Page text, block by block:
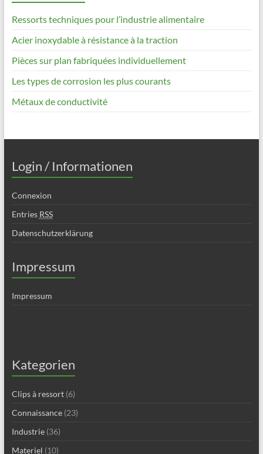
Ressorts techniques pour l’industrie alimentaire
Acier inoxydable à résistance à la traction
Pièces sur plan fabriquées individuellement
Les types de corrosion les plus courants
Métaux de conductivité
Login / Informationen
Connexion
Entries RSS
Datenschutzerklärung
Impressum
Impressum
Kategorien
Clips à ressort(6)
Connaissance(23)
Industrie(36)
Materiel (10)